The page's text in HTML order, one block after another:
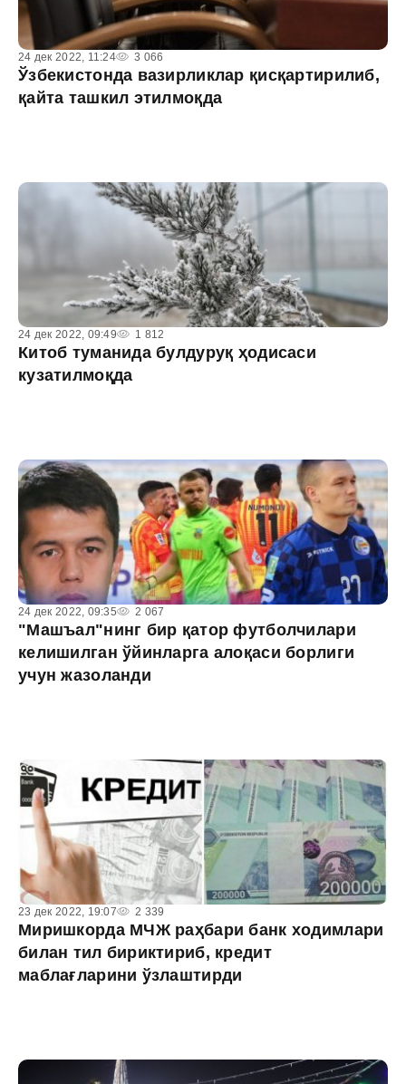
24 дек 2022, 11:24 3 066
Ўзбекистонда вазирликлар қисқартирилиб,
қайта ташкил этилмоқда
24 дек 2022, 09:49 1 812
Китоб туманида булдуруқ ҳодисаси
кузатилмоқда
24 дек 2022, 09:35 2 067
"Машъал"нинг бир қатор футболчилари
келишилган ўйинларга алоқаси борлиги
учун жазоланди
23 дек 2022, 19:07 2 339
Миришкорда МЧЖ раҳбари банк ходимлари
билан тил бириктириб, кредит
маблағларини ўзлаштирди